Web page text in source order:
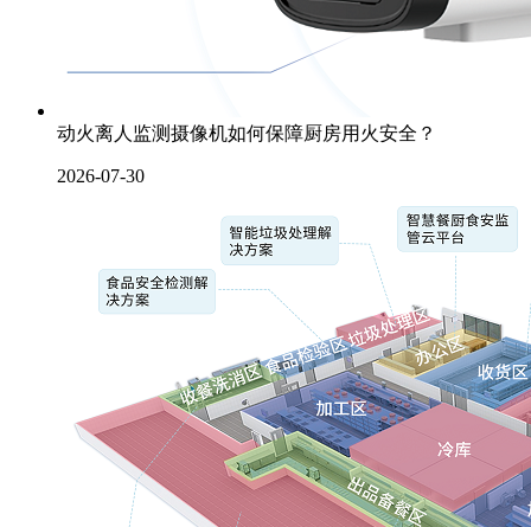
动火离人监测摄像机如何保障厨房用火安全？
2026-07-30